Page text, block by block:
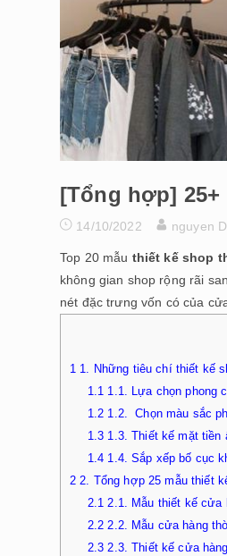
[Tổng hợp]
14/10/2022 nguyen
Top 20 mẫu thiết kế shop
không gian shop rộng rãi
nét đặc trưng vốn có của
1 1. Những tiêu chí thiết kế
1.1 1.1. Lựa chọn phong
1.2 1.2. Chọn màu sắc
1.3 1.3. Thiết kế mặt tiền
1.4 1.4. Sắp xếp bố cục
2 2. Tổng hợp 25 mẫu thiết
2.1 2.1. Mẫu thiết kế cửa
2.2 2.2. Mẫu cửa hàng
2.3 2.3. Thiết kế cửa